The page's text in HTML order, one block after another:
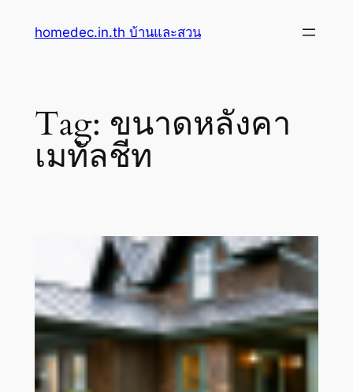
homedec.in.th บ้านและสวน
Tag: ขนาดหลังคา
เมทัลชีท